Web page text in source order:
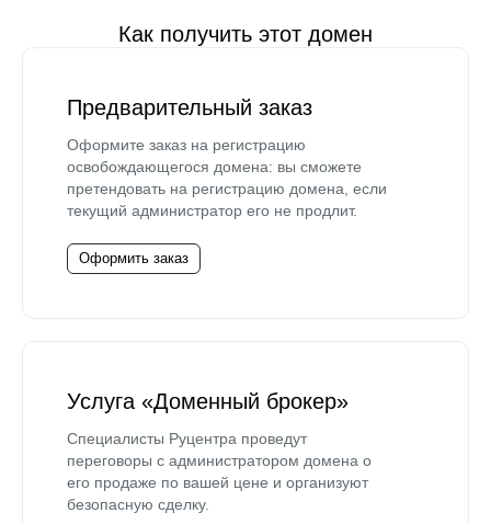
Как получить этот домен
Предварительный заказ
Оформите заказ на регистрацию
освобождающегося домена: вы сможете
претендовать на регистрацию домена, если
текущий администратор его не продлит.
Оформить заказ
Услуга «Доменный брокер»
Специалисты Руцентра проведут
переговоры с администратором домена о
его продаже по вашей цене и организуют
безопасную сделку.